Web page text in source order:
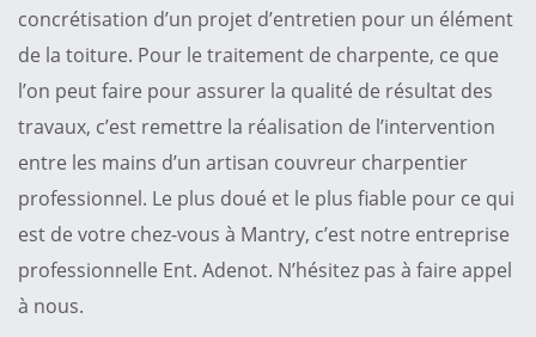
concrétisation d’un projet d’entretien pour un élément
de la toiture. Pour le traitement de charpente, ce que
l’on peut faire pour assurer la qualité de résultat des
travaux, c’est remettre la réalisation de l’intervention
entre les mains d’un artisan couvreur charpentier
professionnel. Le plus doué et le plus fiable pour ce qui
est de votre chez-vous à Mantry, c’est notre entreprise
professionnelle Ent. Adenot. N’hésitez pas à faire appel
à nous.